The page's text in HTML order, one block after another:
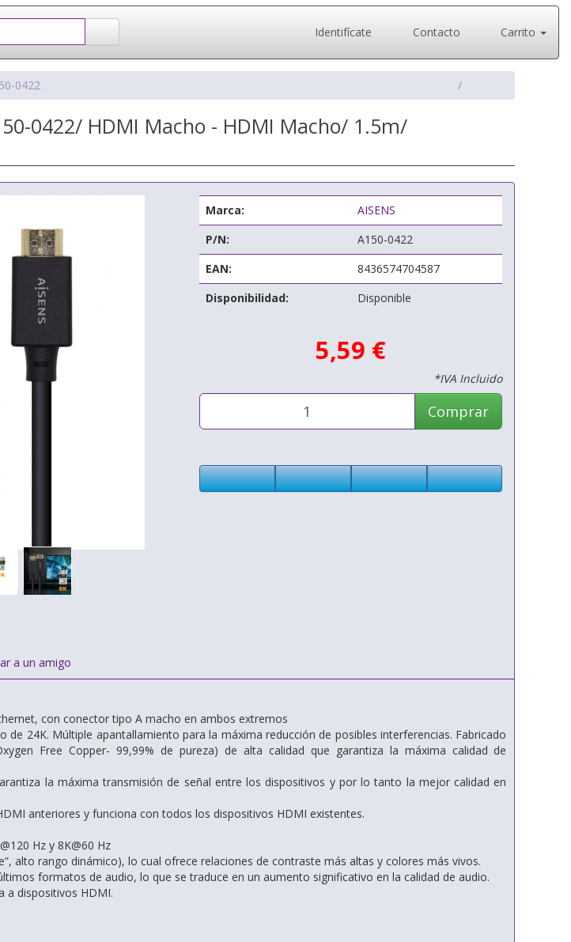
Identifícate Contacto Carrito
0422
0422/ HDMI Macho - HDMI Macho/ 1.5m/
Marca:
AISENS
P/N:
A150-0422
EAN:
8436574704587
Disponibilidad:
Disponible
5,59 €
*IVA Incluido
Comprar
a un amigo
con conector tipo A macho en ambos extremos
de 24K. Múltiple apantallamiento para la máxima reducción de posibles interferencias. Fabricado
Free Copper- 99,99% de pureza) de alta calidad que garantiza la máxima calidad de
la máxima transmisión de señal entre los dispositivos y por lo tanto la mejor calidad en
anteriores y funciona con todos los dispositivos HDMI existentes.
Hz y 8K@60 Hz
alto rango dinámico), lo cual ofrece relaciones de contraste más altas y colores más vivos.
formatos de audio, lo que se traduce en un aumento significativo en la calidad de audio.
a dispositivos HDMI.